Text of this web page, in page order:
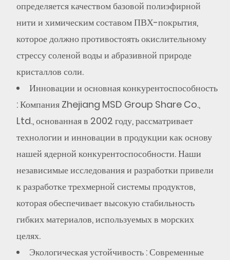
2
Технические
влияющие
на
долговечность
ткани
3
Техническое
обслуживание
для
увеличения
срока
службы
определяется качеством базовой полиэфирной
нити и химическим составом ПВХ-покрытия,
которое должно противостоять окислительному
стрессу соленой воды и абразивной природе
кристаллов соли.
Инновации и основная конкурентоспособность
: Компания Zhejiang MSD Group Share Co.,
Ltd., основанная в 2002 году, рассматривает
технологии и инновации в продукции как основу
нашей ядерной конкурентоспособности. Наши
независимые исследования и разработки привели
к разработке трехмерной системы продуктов,
которая обеспечивает высокую стабильность
гибких материалов, используемых в морских
целях.
Экологическая устойчивость : Современные